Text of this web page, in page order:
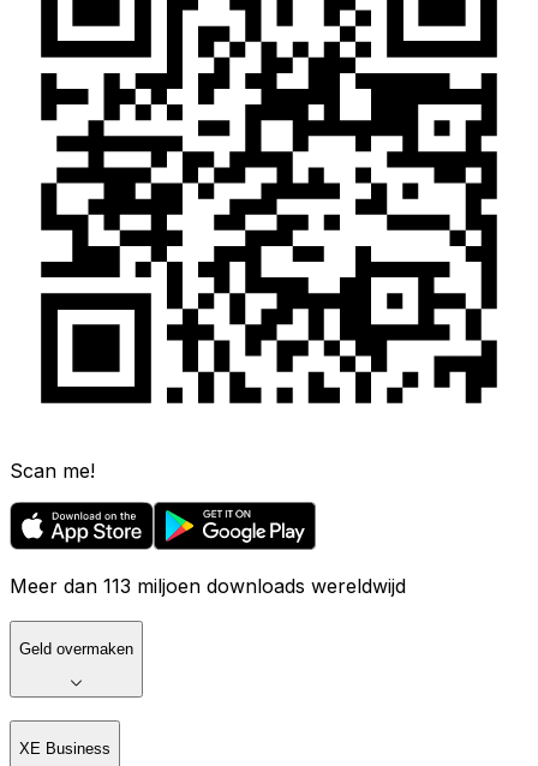
Scan me!
Meer dan 113 miljoen downloads wereldwijd
Geld overmaken
XE Business